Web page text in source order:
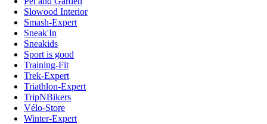
Slowood Interior
Smash-Expert
Sneak'In
Sneakids
Sport is good
Training-Fit
Trek-Expert
Triathlon-Expert
TripNBikers
Vélo-Store
Winter-Expert